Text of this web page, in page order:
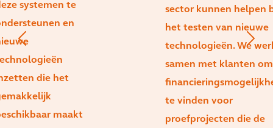
systemen te
en
die het
maakt
sector kunnen helpen
het testen van nieuwe
technologieën. We
samen met klanten om
te vinden voor
proefprojecten die de